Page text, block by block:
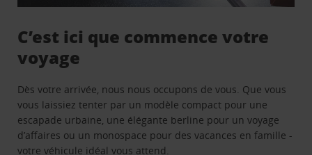
C’est ici que commence votre
voyage
Dès votre arrivée, nous nous occupons de vous. Que vous
vous laissiez tenter par un modèle compact pour une
escapade urbaine, une élégante berline pour un voyage
d’affaires ou un monospace pour des vacances en famille -
votre véhicule idéal vous attend.